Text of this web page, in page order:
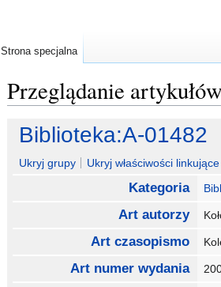
Przeglądanie
Przejdź
nawigacji
Przejdź
wyszukiwania
Biblioteka:A-01482
Ukryj grupy Ukryj właściwości
Kategoria
Art autorzy
Art czasopismo
Art numer wydania
Strona specjalna